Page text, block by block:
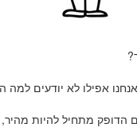
אפילו לא יודעים למה
מתחיל להיות